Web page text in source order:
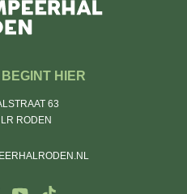
HIER
63
RODEN